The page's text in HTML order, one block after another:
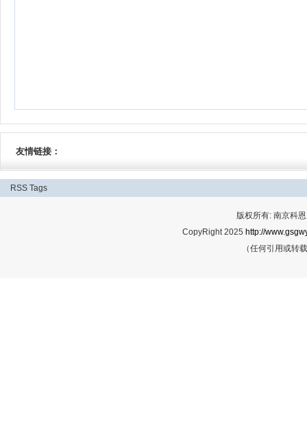
友情链接：
RSS Tags
版权所有: 南京科
CopyRight 2025 http://
（任何引用或转